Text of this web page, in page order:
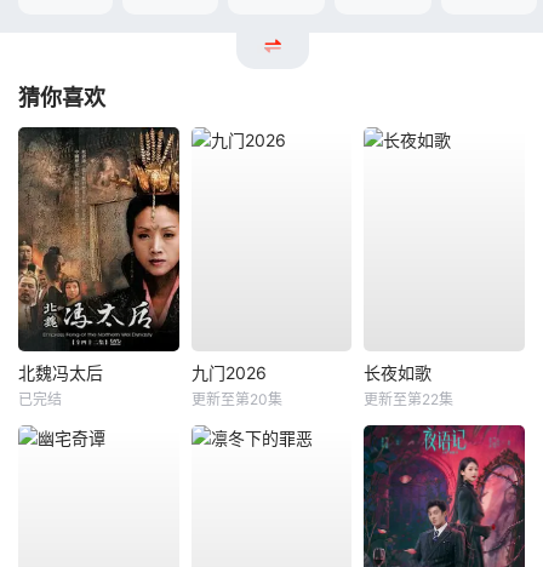
猜你喜欢
北魏冯太后
已完结
九门2026
更新至第20集
长夜如歌
更新至第22集